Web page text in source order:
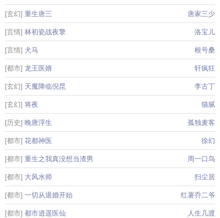
[玄幻] 重生唐三 唐家三少
[言情] 林初瓷战夜擎 洛宝儿
[言情] 犬马 根号桑
[都市] 龙王医婿 轩疯狂
[玄幻] 天魔降临倪昆 李古丁
[玄幻] 将夜 猫腻
[历史] 晚唐浮生 孤独麦客
[都市] 花都神医 徐幻
[都市] 重生之我真没想当渣男 周一口鸟
[都市] 大风水师 扫尘居
[都市] 一切从退婚开始 红薯乔二爷
[都市] 都市逍遥医仙 人生几渡